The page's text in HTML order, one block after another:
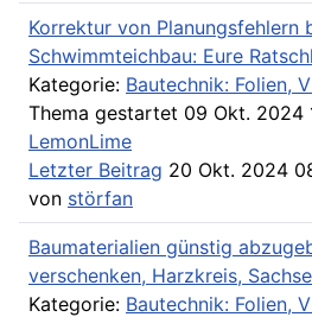
Korrektur von Planungsfehlern
Schwimmteichbau: Eure
Kategorie: Bautechnik: Folien,
Thema gestartet 09 Okt. 2024
LemonLime
Letzter Beitrag 20 Okt. 2024
von störfan
Baumaterialien günstig
verschenken, Harzkreis,
Kategorie: Bautechnik: Folien,